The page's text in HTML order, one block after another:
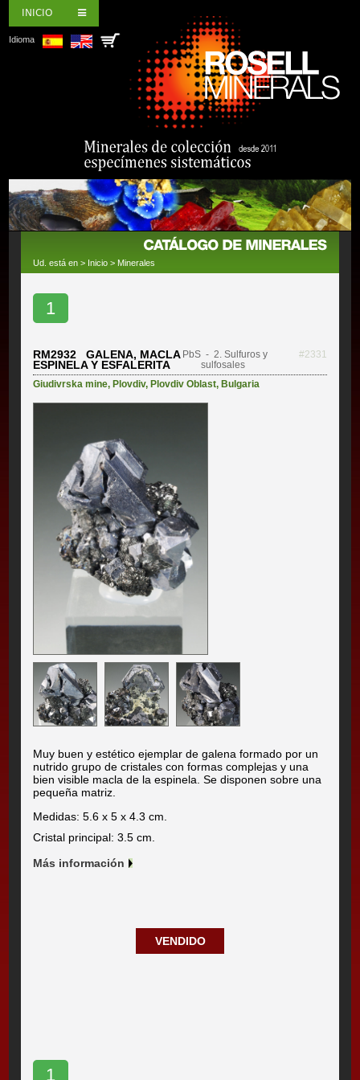
INICIO
Idioma
Ud. está en > Inicio > Minerales
1
RM2932 GALENA, MACLA
ESPINELA Y ESFALERITA
PbS - 2. Sulfuros y
sulfosales
#2331
Giudivrska mine,Plovdiv,Plovdiv Oblast,Bulgaria
Muy buen y estético ejemplar de galena formado por un
nutrido grupo de cristales con formas complejas y una
bien visible macla de la espinela. Se disponen sobre una
pequeña matriz.
Medidas: 5.6 x 5 x 4.3 cm.
Cristal principal: 3.5 cm.
Más información
VENDIDO
1